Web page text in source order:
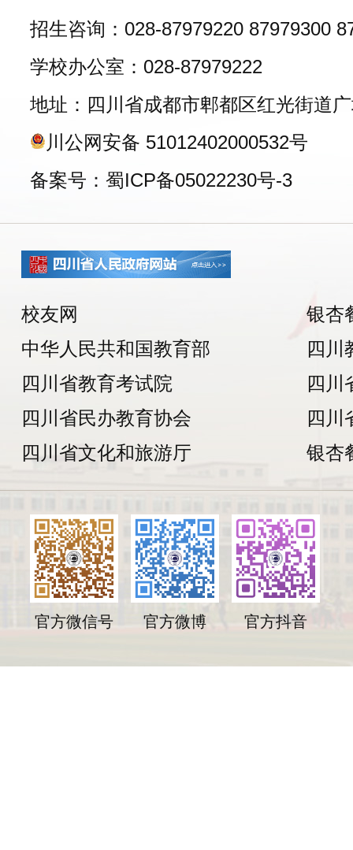
招生咨询：028-87979220 87979300
学校办公室：028-87979222
地址：四川省成都市郫都区红光街道
川公网安备 51012402000532号
备案号：蜀ICP备05022230号-3
校友网
银杏
中华人民共和国教育部
四川
四川省教育考试院
四川
四川省民办教育协会
四川
四川省文化和旅游厅
银杏
官方微信号 官方微博 官方抖音